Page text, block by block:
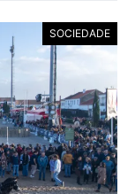
SOCIEDADE